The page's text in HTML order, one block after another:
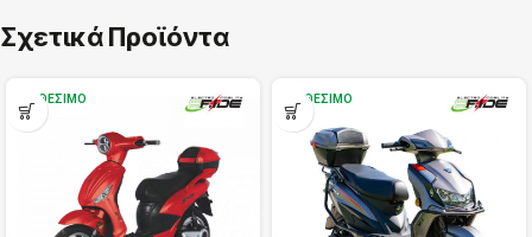
Σχετικά Προϊόντα
ΔΙΑΘΈΣΙΜΟ ΔΙΑΘΈΣΙΜΟ